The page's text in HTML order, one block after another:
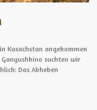
Kasachstan angekommen
suchten wir
Das Abheben